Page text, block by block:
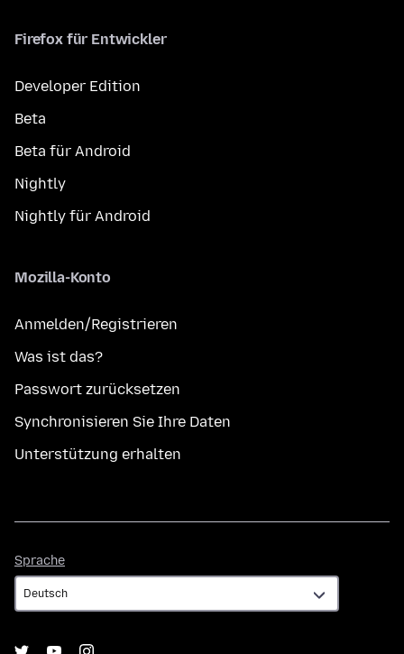
Firefox für Entwickler
Developer Edition
Beta
Beta für Android
Nightly
Nightly für Android
Mozilla-Konto
Anmelden/Registrieren
Was ist das?
Passwort zurücksetzen
Synchronisieren Sie Ihre Daten
Unterstützung erhalten
Sprache